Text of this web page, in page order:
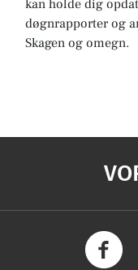
kan holde dig
døgnrapporter og
Skagen og omegn.